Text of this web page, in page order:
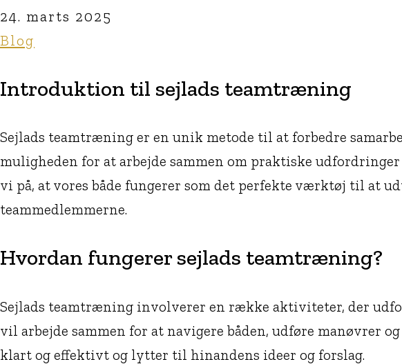
24. marts 2025
Blog
Introduktion til sejlads teamtræning
Sejlads teamtræning er en unik metode til at forbedre
muligheden for at arbejde sammen om praktiske
vi på, at vores både fungerer som det perfekte værktøj til at
teammedlemmerne.
Hvordan fungerer sejlads teamtræning?
Sejlads teamtræning involverer en række aktiviteter, der
vil arbejde sammen for at navigere båden, udføre manøvrer
klart og effektivt og lytter til hinandens ideer og forslag.